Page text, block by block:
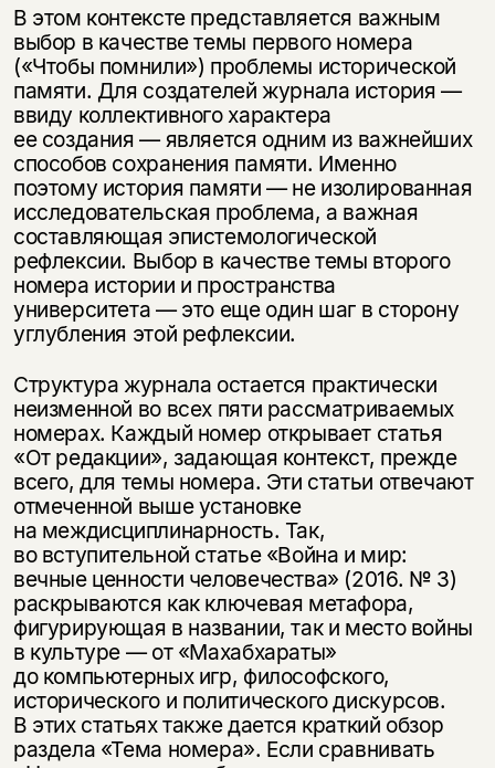
В этом контексте представляется важным
выбор в качестве темы первого номера
(«Чтобы помнили») проблемы исторической
памяти. Для создателей журнала история —
ввиду коллективного характера
ее создания — является одним из важнейших
способов сохранения памяти. Именно
поэтому история памяти — не изолированная
исследовательская проблема, а важная
составляющая эпистемологической
рефлексии. Выбор в качестве темы второго
номера истории и пространства
университета — это еще один шаг в сторону
углубления этой рефлексии.
Структура журнала остается практически
неизменной во всех пяти рассматриваемых
номерах. Каждый номер открывает статья
«От редакции», задающая контекст, прежде
всего, для темы номера. Эти статьи отвечают
отмеченной выше установке
на междисциплинарность. Так,
во вступительной статье «Война и мир:
вечные ценности человечества» (2016. № 3)
раскрываются как ключевая метафора,
фигурирующая в названии, так и место войны
в культуре — от «Махабхараты»
до компьютерных игр, философского,
исторического и политического дискурсов.
В этих статьях также дается краткий обзор
раздела «Тема номера». Если сравнивать
Раз в неделю мы отправляем рассылку
о книгах и событиях «НЛО».
За подписку дарим промокод на
скидку 15%
Я соглашаюсь сПолитикой конфиденциальности
подписаться
Вы можете подписаться на
уведомления, и при поступлении книги
на склад получить письмо на указанный
электронный адрес.
Политикой конфиденциальности
подписаться
Эта книга
не предназначена для
несовершеннолетних
Скажите, пожалуйста,
вам уже исполнилось 18 лет?
да